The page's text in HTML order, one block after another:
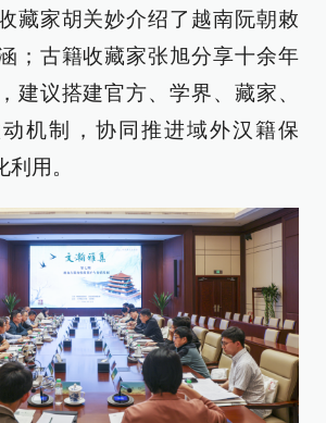
藏家胡关妙介绍了越南阮朝敕
；古籍收藏家张旭分享十余年
建议搭建官方、学界、藏家、
机制，协同推进域外汉籍保
用。